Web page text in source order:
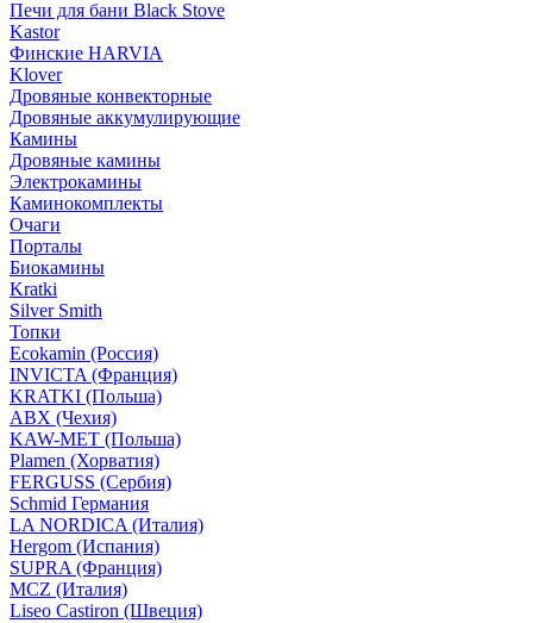
Печи для бани Black Stove
Kastor
Финские HARVIA
Klover
Дровяные конвекторные
Дровяные аккумулирующие
Камины
Дровяные камины
Электрокамины
Каминокомплекты
Очаги
Порталы
Биокамины
Kratki
Silver Smith
Топки
Ecokamin (Россия)
INVICTA (Франция)
KRATKI (Польша)
ABX (Чехия)
KAW-MET (Польша)
Plamen (Хорватия)
FERGUSS (Сербия)
Schmid Германия
LA NORDICA (Италия)
Hergom (Испания)
SUPRA (Франция)
MCZ (Италия)
Liseo Castiron (Швеция)